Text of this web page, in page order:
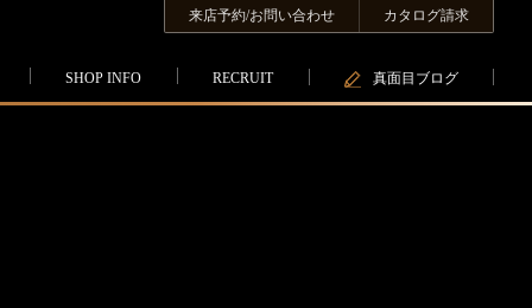
来店予約/お問い合わせ カタログ請求
SHOP INFO RECRUIT 真面目ブログ